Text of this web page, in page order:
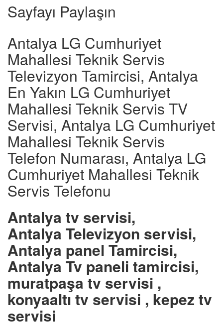
Sayfayı Paylaşın
Antalya LG Cumhuriyet
Mahallesi Teknik Servis
Televizyon Tamircisi, Antalya
En Yakın LG Cumhuriyet
Mahallesi Teknik Servis TV
Servisi, Antalya LG Cumhuriyet
Mahallesi Teknik Servis
Telefon Numarası, Antalya LG
Cumhuriyet Mahallesi Teknik
Servis Telefonu
Antalya tv servisi,
Antalya Televizyon servisi,
Antalya panel Tamircisi,
Antalya Tv paneli tamircisi,
muratpaşa tv servisi ,
konyaaltı tv servisi , kepez tv
servisi